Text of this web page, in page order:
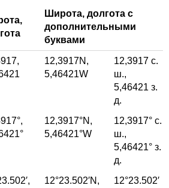
Широта, долгота с
дополнительными
буквами
12,3917N,
5,46421W
12,3917 с.
ш.,
5,46421 з.
д.
12,3917°N,
5,46421°W
12,3917° с.
ш.,
5,46421° з.
д.
12°23.502′N,
12°23.502′